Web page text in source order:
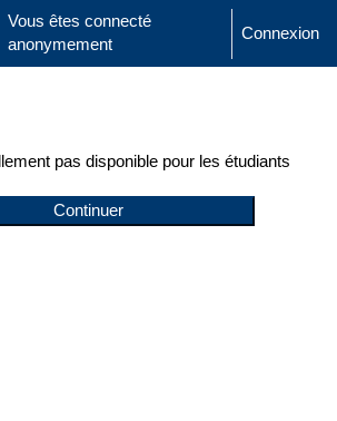
la saisie de recherche
Vous êtes connecté
anonymement
Connexion
pas disponible pour les étudiants
Continuer